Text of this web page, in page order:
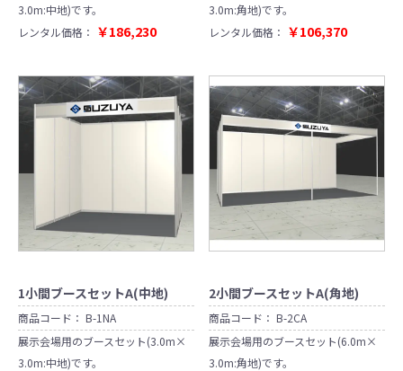
3.0m:中地)です。
レンタル価格： ￥186,230
3.0m:角地)です。
レンタル価格： ￥106,370
1小間ブースセットA(中地)
商品コード： B-1NA
展示会場用のブースセット(3.0m×
3.0m:中地)です。
2小間ブースセットA(角地)
商品コード： B-2CA
展示会場用のブースセット(6.0m×
3.0m:角地)です。